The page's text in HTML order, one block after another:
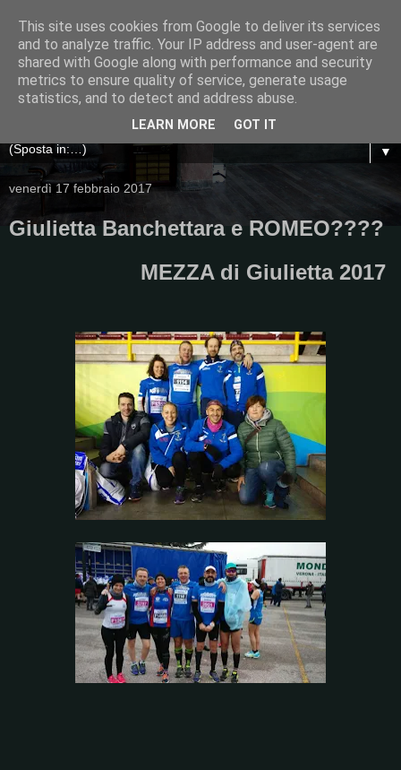
▼
venerdì 17 febbraio 2017
Giulietta Banchettara e ROMEO????
MEZZA di Giulietta 2017
This site uses cookies from Google to deliver its services
and to analyze traffic. Your IP address and user-agent are
shared with Google along with performance and security
metrics to ensure quality of service, generate usage
statistics, and to detect and address abuse.
LEARN MORE GOT IT